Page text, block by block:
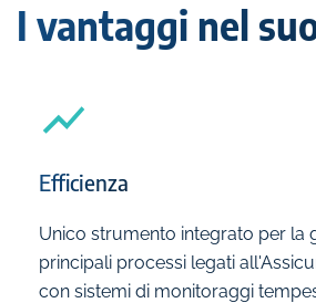
I vantaggi nel
Efficienza
Unico strumento integrato per la
principali processi legati
con sistemi di monitoraggi